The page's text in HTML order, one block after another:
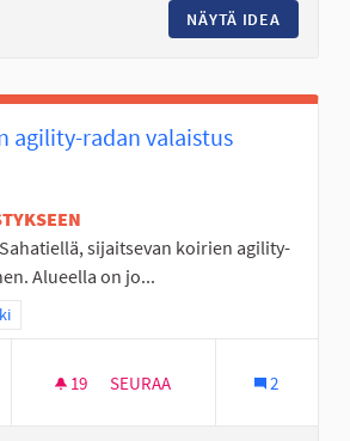
NÄYTÄ IDEA
agility-radan valaistus
sijaitsevan koirien agility-
Alueella on jo...
mukaan: Eteläinen Seinäjoki
19 19 SEURAAJAA
SEURAA 2